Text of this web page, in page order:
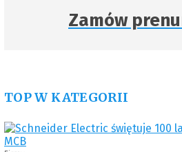
Zamów
TOP W KATEGORII